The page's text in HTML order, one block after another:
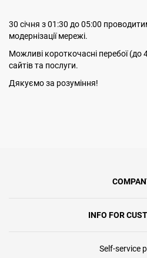
30 січня з 01:30 до 05:00
модернізації мережі.
Можливі короткочасні перебої (до
сайтів та послуги.
Дякуємо за розуміння!
INFO FOR
Self-service